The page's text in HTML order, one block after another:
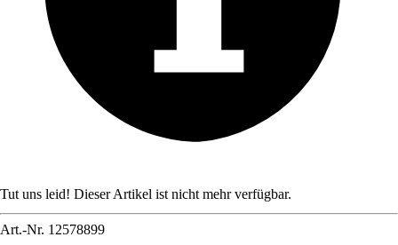
Tut uns leid! Dieser Artikel ist nicht mehr verfügbar.
Art.-Nr. 12578899